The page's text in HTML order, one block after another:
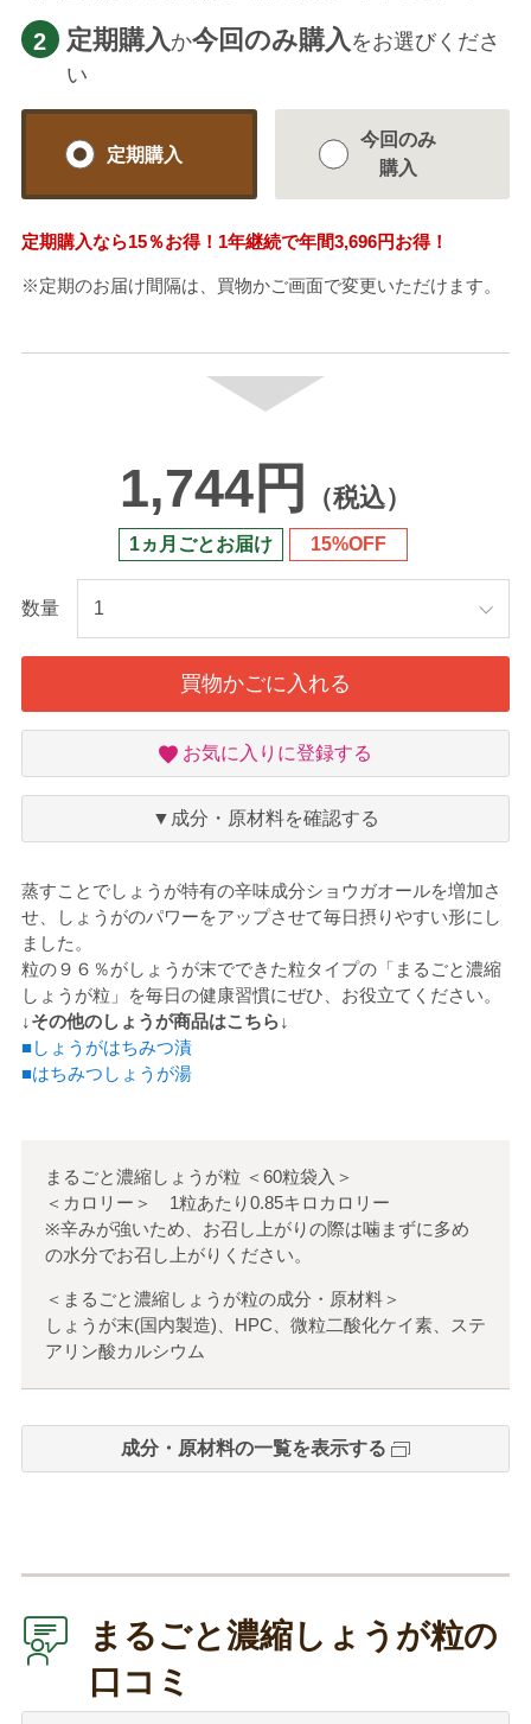
2 定期購入 か今回のみ購入 をお選びくださ
い
定期購入
今回のみ
購入
定期購入なら15％お得！1年継続で年間3,696円お得！
※定期のお届け間隔は、買物かご画面で変更いただけます。
1,744円 （税込）
1ヵ月ごとお届け 15%OFF
数量
買物かごに入れる
お
入
り
お気に入りに登録する
▼成分・原材料を確認する
蒸すことでしょうが特有の辛味成分ショウガオールを増加さ
せ、しょうがのパワーをアップさせて毎日摂りやすい形にし
ました。
粒の９６％がしょうが末でできた粒タイプの「まるごと濃縮
しょうが粒」を毎日の健康習慣にぜひ、お役立てください。
↓その他のしょうが商品はこちら↓
■しょうがはちみつ漬
■はちみつしょうが湯
まるごと濃縮しょうが粒 ＜60粒袋入 ＞
＜カロリー＞ 1粒あたり0.85キロカロリー
※辛みが強いため、お召し上がりの際は噛まずに多め
の水分でお召し上がりください。
＜まるごと濃縮しょうが粒の成分・原材料＞
しょうが末(国内製造)、HPC、微粒二酸化ケイ素、ステ
アリン酸カルシウム
成分・原材料の一覧を表示する
まるごと濃縮しょうが粒の
口コミ